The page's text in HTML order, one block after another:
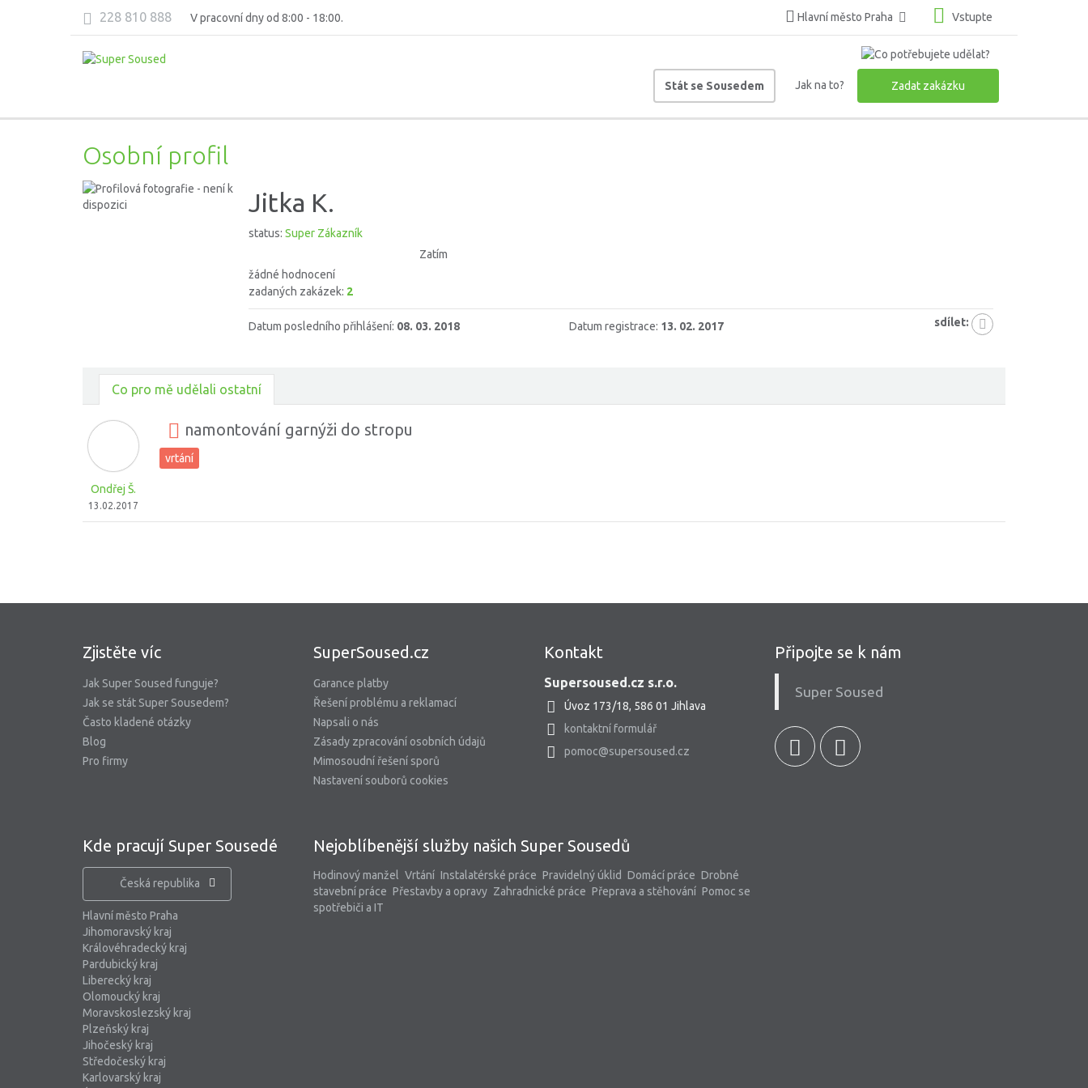
228 810 888 V pracovní dny od 8:00 - 18:00. Hlavní město Praha Vstupte
Stát se Sousedem Jak na to? Zadat zakázku
Osobní profil
Jitka K.
status: Super Zákazník
Zatím
žádné hodnocení
zadaných zakázek: 2
Datum posledního přihlášení: 08. 03. 2018 Datum registrace: 13. 02. 2017 sdílet:
Co pro mě udělali ostatní
Ondřej Š.
13.02.2017
namontování garnýži do stropu
vrtání
Zjistěte víc
Jak Super Soused funguje?
Jak se stát Super Sousedem?
Často kladené otázky
Blog
Pro firmy
SuperSoused.cz
Garance platby
Řešení problému a reklamací
Napsali o nás
Zásady zpracování osobních údajů
Mimosoudní řešení sporů
Nastavení souborů cookies
Kontakt
Supersoused.cz s.r.o.
Úvoz 173/18, 586 01 Jihlava
kontaktní formulář
pomoc@supersoused.cz
Kde pracují Super Sousedé
Česká republika
Hlavní město Praha
Jihomoravský kraj
Královéhradecký kraj
Pardubický kraj
Liberecký kraj
Olomoucký kraj
Moravskoslezský kraj
Plzeňský kraj
Jihočeský kraj
Středočeský kraj
Karlovarský kraj
Nejoblíbenější služby našich Super Sousedů
Hodinový manžel Vrtání Instalatérské práce Pravidelný úklid Domácí práce Drobné
stavební práce Přestavby a opravy Zahradnické práce Přeprava a stěhování Pomoc se
spotřebiči a IT
Připojte se k nám
Super Soused